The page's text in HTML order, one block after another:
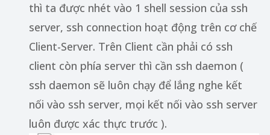
thì ta được nhét vào 1 shell session của ssh
server, ssh connection hoạt động trên cơ chế
Client-Server. Trên Client cần phải có ssh
client còn phía server thì cần ssh daemon (
ssh daemon sẽ luôn chạy để lắng nghe kết
nối vào ssh server, mọi kết nối vào ssh server
luôn được xác thực trước ).